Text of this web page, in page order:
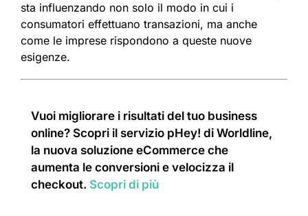
sta influenzando non solo il modo in cui i
consumatori effettuano transazioni, ma anche
come le imprese rispondono a queste nuove
esigenze.
Vuoi migliorare i risultati del tuo business
online? Scopri il servizio pHey! di Worldline,
la nuova soluzione eCommerce che
aumenta le conversioni e velocizza il
checkout. Scopri di più